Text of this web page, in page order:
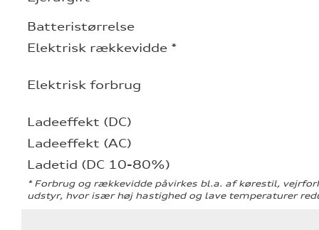
Batteristørrelse
Elektrisk rækkevidde *
Elektrisk forbrug
Ladeeffekt (DC)
Ladeeffekt (AC)
Ladetid (DC 10-80%)
* Forbrug og rækkevidde påvirkes bl.a. af kørestil,
udstyr, hvor især høj hastighed og lave temperaturer